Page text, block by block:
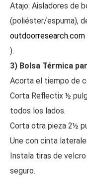
Atajo: Aisladores de
(poliéster/espuma),
outdoorresearch.com
).
3) Bolsa Térmica
Acorta el tiempo de
Corta Reflectix ½
todos los lados.
Corta otra pieza 2½
Une con cinta
Instala tiras de
seguro.